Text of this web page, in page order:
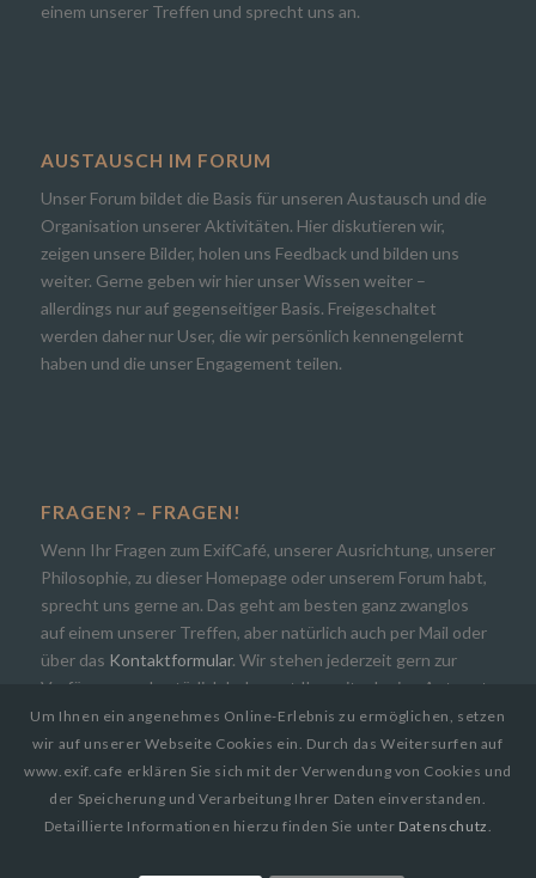
einem unserer Treffen und sprecht uns an.
AUSTAUSCH IM FORUM
Unser Forum bildet die Basis für unseren Austausch und die
Organisation unserer Aktivitäten. Hier diskutieren wir,
zeigen unsere Bilder, holen uns Feedback und bilden uns
weiter. Gerne geben wir hier unser Wissen weiter –
allerdings nur auf gegenseitiger Basis. Freigeschaltet
werden daher nur User, die wir persönlich kennengelernt
haben und die unser Engagement teilen.
FRAGEN? – FRAGEN!
Wenn Ihr Fragen zum ExifCafé, unserer Ausrichtung, unserer
Philosophie, zu dieser Homepage oder unserem Forum habt,
sprecht uns gerne an. Das geht am besten ganz zwanglos
auf einem unserer Treffen, aber natürlich auch per Mail oder
über das Kontaktformular. Wir stehen jederzeit gern zur
Verfügung und natürlich bekommt Ihr zeitnah eine Antwort.
Um Ihnen ein angenehmes Online-Erlebnis zu ermöglichen, setzen
wir auf unserer Webseite Cookies ein. Durch das Weitersurfen auf
www.exif.cafe erklären Sie sich mit der Verwendung von Cookies und
der Speicherung und Verarbeitung Ihrer Daten einverstanden.
Detaillierte Informationen hierzu finden Sie unter Datenschutz.